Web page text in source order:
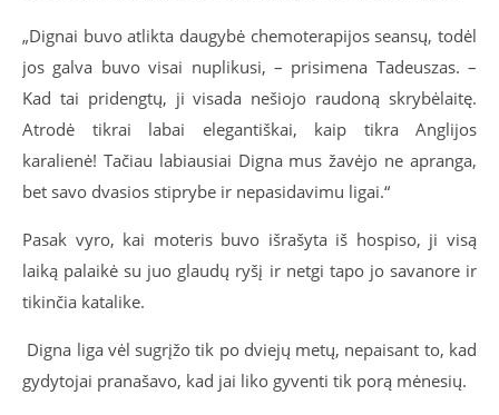
„Dignai buvo atlikta daugybė chemoterapijos seansų, todėl
jos galva buvo visai nuplikusi, – prisimena Tadeuszas. –
Kad tai pridengtų, ji visada nešiojo raudoną skrybėlaitę.
Atrodė tikrai labai elegantiškai, kaip tikra Anglijos
karalienė! Tačiau labiausiai Digna mus žavėjo ne apranga,
bet savo dvasios stiprybe ir nepasidavimu ligai.“
Pasak vyro, kai moteris buvo išrašyta iš hospiso, ji visą
laiką palaikė su juo glaudų ryšį ir netgi tapo jo savanore ir
tikinčia katalike.
Digna liga vėl sugrįžo tik po dviejų metų, nepaisant to, kad
gydytojai pranašavo, kad jai liko gyventi tik porą mėnesių.